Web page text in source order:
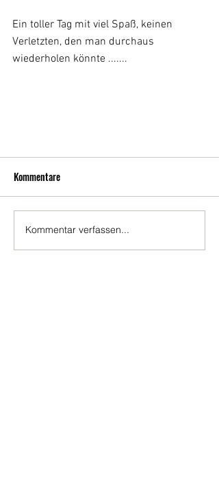
Ein toller Tag mit viel Spaß, keinen
Verletzten, den man durchaus
wiederholen könnte .......
Kommentare
Kommentar verfassen...